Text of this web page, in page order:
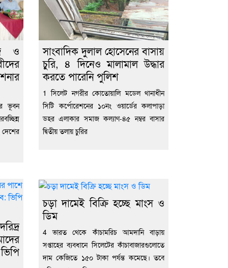
ও
ভূবন
সাংবাদিক দুলাল হোসেনের বাসায়
চুরি, ৪ দিনেও মালামাল উদ্ধার
করতে পারেনি পুলিশ
1 সিলেট নগরীর কোতোয়ালি মডেল থানাধীন
সিটি কর্পোরেশনের ১০নং ওয়ার্ডের কলাপাড়া
ডহর এলাকার সমাজ কল্যাণ-৪৫ নম্বর বাসার
দ্বিতীয় তলায় চুরির
চড়া দামেই বিক্রি হচ্ছে মাংস ও
ডিম
4 ভারত থেকে কাঁচামরিচ আমদানি বাড়ায়
সপ্তাহের ব্যবধানে সিলেটের কাঁচাবাজারগুলোতে
দাম কেজিতে ১৫০ টাকা পর্যন্ত কমেছে। তবে